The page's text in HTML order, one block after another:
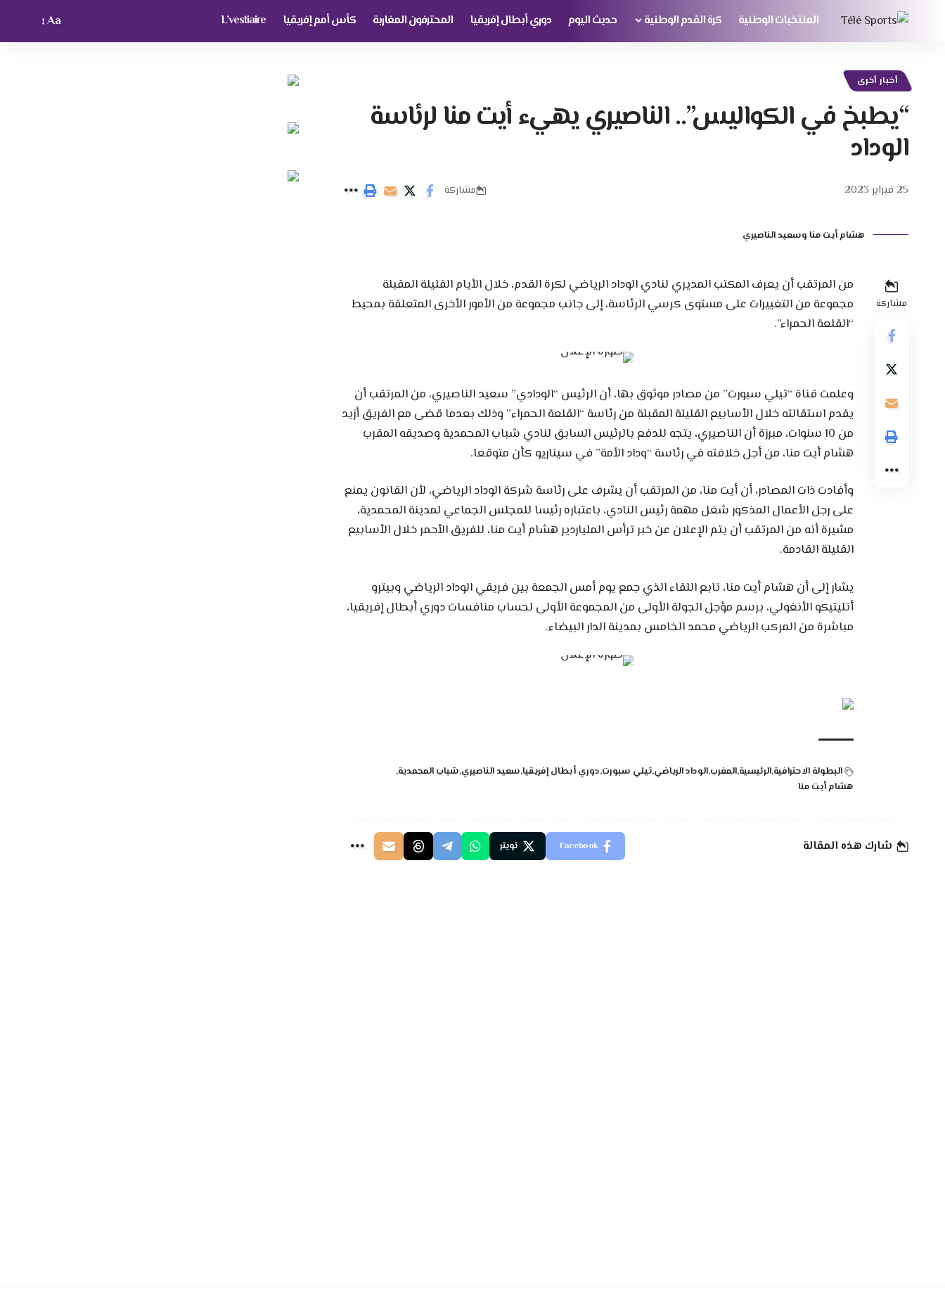
المنتخبات الوطنية كرة القدم الوطنية حديث اليوم دوري أبطال إفريقيا المحترفون المغاربة كأس أمم إفريقيا L’vestiaire
Aa
أخبار أخرى
“يطبخ في الكواليس”.. الناصيري يهيء أيت منا لرئاسة
الوداد
25 فبراير 2023 مشاركة
هشام أيت منا وسعيد الناصيري
مشاركة
من المرتقب أن يعرف المكتب المديري لنادي الوداد الرياضي لكرة القدم، خلال الأيام القليلة المقبلة
مجموعة من التغييرات على مستوى كرسي الرئاسة، إلى جانب مجموعة من الأمور الأخرى المتعلقة بمحيط
“القلعة الحمراء”.
وعلمت قناة “تيلي سبورت” من مصادر موثوق بها، أن الرئيس “الودادي” سعيد الناصيري، من المرتقب أن
يقدم استقالته خلال الأسابيع القليلة المقبلة من رئاسة “القلعة الحمراء” وذلك بعدما قضى مع الفريق أزيد
من 10 سنوات، مبرزة أن الناصيري، يتجه للدفع بالرئيس السابق لنادي شباب المحمدية وصديقه المقرب
هشام أيت منا، من أجل خلافته في رئاسة “وداد الأمة” في سيناريو كأن متوقعا.
وأفادت ذات المصادر، أن أيت منا، من المرتقب أن يشرف على رئاسة شركة الوداد الرياضي، لأن القانون يمنع
على رجل الأعمال المذكور شغل مهمة رئيس النادي، باعتباره رئيسا للمجلس الجماعي لمدينة المحمدية،
مشيرة أنه من المرتقب أن يتم الإعلان عن خبر ترأس الملياردير هشام أيت منا، للفريق الأحمر خلال الأسابيع
القليلة القادمة.
يشار إلى أن هشام أيت منا، تابع اللقاء الذي جمع يوم أمس الجمعة بين فريقي الوداد الرياضي وبيترو
أتليتيكو الأنغولي، برسم مؤجل الجولة الأولى من المجموعة الأولى لحساب منافسات دوري أبطال إفريقيا،
مباشرة من المركب الرياضي محمد الخامس بمدينة الدار البيضاء.
البطولة الاحترافية الرئيسية المغرب الوداد الرياضي تيلي سبورت دوري أبطال إفريقيا سعيد الناصيري شباب المحمدية
هشام أيت منا
شارك هذه المقالة Facebook تويتر